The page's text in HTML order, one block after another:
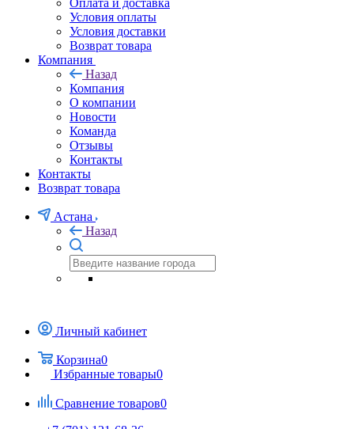
Оплата и доставка
Условия оплаты
Условия доставки
Возврат товара
Компания
Назад
Компания
О компании
Новости
Команда
Отзывы
Контакты
Контакты
Возврат товара
Астана
Назад
Личный кабинет
Корзина0
Избранные товары0
Сравнение товаров0